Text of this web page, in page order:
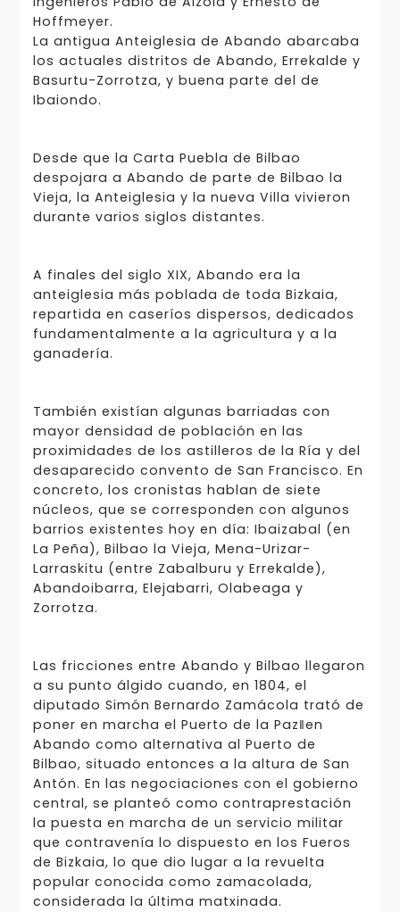
Hoffmeyer.
La antigua Anteiglesia de Abando abarcaba
los actuales distritos de Abando, Errekalde y
Basurtu-Zorrotza, y buena parte del de
Ibaiondo.
Desde que la Carta Puebla de Bilbao
despojara a Abando de parte de Bilbao la
Vieja, la Anteiglesia y la nueva Villa vivieron
durante varios siglos distantes.
A finales del siglo XIX, Abando era la
anteiglesia más poblada de toda Bizkaia,
repartida en caseríos dispersos, dedicados
fundamentalmente a la agricultura y a la
ganadería.
También existían algunas barriadas con
mayor densidad de población en las
proximidades de los astilleros de la Ría y del
desaparecido convento de San Francisco. En
concreto, los cronistas hablan de siete
núcleos, que se corresponden con algunos
barrios existentes hoy en día: Ibaizabal (en
La Peña), Bilbao la Vieja, Mena-Urizar-
Larraskitu (entre Zabalburu y Errekalde),
Abandoibarra, Elejabarri, Olabeaga y
Zorrotza.
Las fricciones entre Abando y Bilbao llegaron
a su punto álgido cuando, en 1804, el
diputado Simón Bernardo Zamácola trató de
poner en marcha el Puerto de la Paz‖en
Abando como alternativa al Puerto de
Bilbao, situado entonces a la altura de San
Antón. En las negociaciones con el gobierno
central, se planteó como contraprestación
la puesta en marcha de un servicio militar
que contravenía lo dispuesto en los Fueros
de Bizkaia, lo que dio lugar a la revuelta
popular conocida como zamacolada,
considerada la última matxinada.